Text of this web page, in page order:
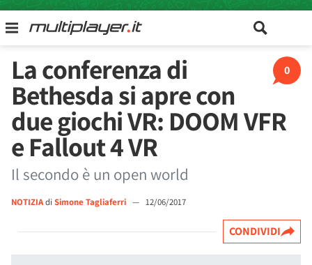
0
La conferenza di
Bethesda si apre con
due giochi VR: DOOM VFR
e Fallout 4 VR
Il secondo è un open world
NOTIZIAdi Simone Tagliaferri — 12/06/2017
CONDIVIDI